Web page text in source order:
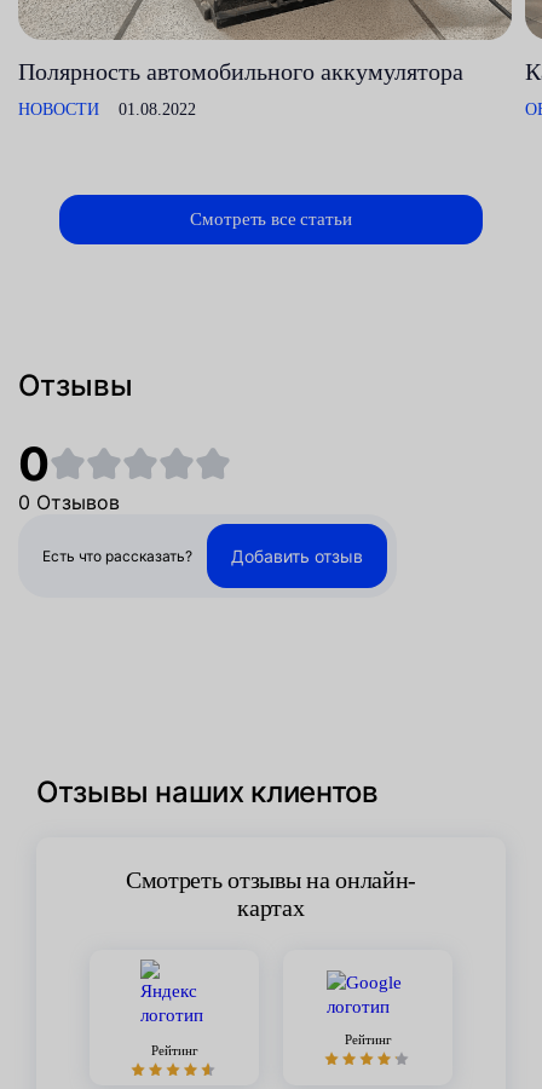
Полярность автомобильного аккумулятора
НОВОСТИ 01.08.2022
Смотреть все статьи
Отзывы
0
0 Отзывов
Есть что рассказать? Добавить отзыв
Отзывы наших клиентов
Смотреть отзывы на онлайн-
картах
Рейтинг
Рейтинг